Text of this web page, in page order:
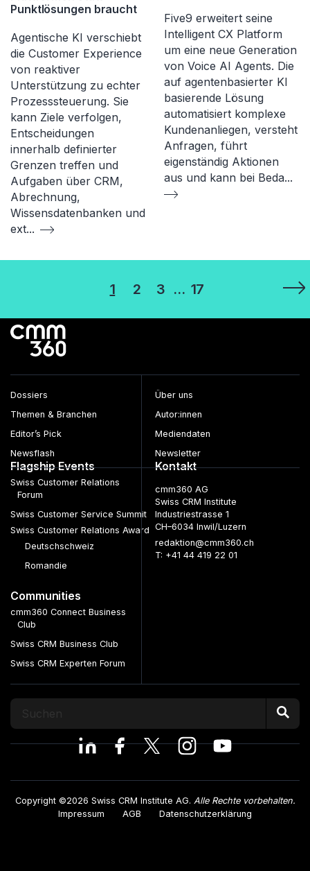
Punktlösungen braucht
Agentische KI verschiebt
die Customer Experience
von reaktiver
Unterstützung zu echter
Prozesssteuerung. Sie
kann Ziele verfolgen,
Entscheidungen
innerhalb definierter
Grenzen treffen und
Aufgaben über CRM,
Abrechnung,
Wissensdatenbanken und
ext...
Five9 erweitert seine
Intelligent CX Platform
um eine neue Generation
von Voice AI Agents. Die
auf agentenbasierter KI
basierende Lösung
automatisiert komplexe
Kundenanliegen, versteht
Anfragen, führt
eigenständig Aktionen
aus und kann bei Beda...
Seitennummerierung
der
Beiträge
1 2 3 … 17
Dossiers
Themen & Branchen
Editor’s Pick
Newsflash
Über uns
Autor:innen
Mediendaten
Newsletter
Flagship Events
Swiss Customer Relations
Forum
Swiss Customer Service Summit
Swiss Customer Relations Award
Deutschschweiz
Romandie
Communities
cmm360 Connect Business
Club
Swiss CRM Business Club
Swiss CRM Experten Forum
Kontakt
cmm360 AG
Swiss CRM Institute
Industriestrasse 1
CH–6034 Inwil/Luzern
redaktion@cmm360.ch
T: +41 44 419 22 01
Copyright ©2026 Swiss CRM Institute AG. Alle Rechte vorbehalten.
Impressum
AGB Datenschutzerklärung